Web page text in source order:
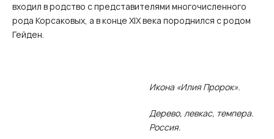
входил в родство с представителями многочисленного
рода Корсаковых, а в конце XIX века породнился с родом
Гейден.
Икона «Илия Пророк».
Дерево, левкас, темпера.
Россия.